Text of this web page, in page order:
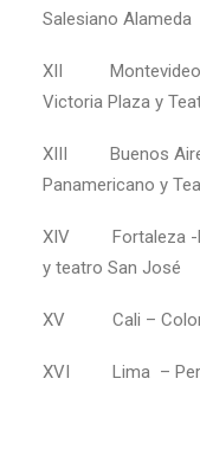
Salesiano Alameda
XII Montevideo
Victoria Plaza y
XIII Buenos
Panamericano y
XIV Fortaleza -
y teatro San José
XV Cali –
XVI Lima – Perú